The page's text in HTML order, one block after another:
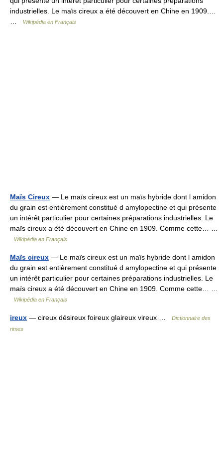
industrielles. Le maïs cireux a été découvert en Chine en 1909.…
…
Wikipédia en Français
Maïs Cireux — Le maïs cireux est un maïs hybride dont l amidon
du grain est entièrement constitué d amylopectine et qui présente
un intérêt particulier pour certaines préparations industrielles. Le
maïs cireux a été découvert en Chine en 1909. Comme cette… …
Wikipédia en Français
Maïs cireux — Le maïs cireux est un maïs hybride dont l amidon
du grain est entièrement constitué d amylopectine et qui présente
un intérêt particulier pour certaines préparations industrielles. Le
maïs cireux a été découvert en Chine en 1909. Comme cette… …
Wikipédia en Français
ireux — cireux désireux foireux glaireux vireux …
Dictionnaire des
rimes